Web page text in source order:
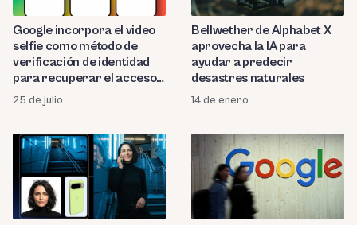
Google incorpora el video
selfie como método de
verificación de identidad
para recuperar el acceso a
cuentas bloqueadas
25 de julio
Bellwether de Alphabet X
aprovecha la IA para
ayudar a predecir
desastres naturales
14 de enero